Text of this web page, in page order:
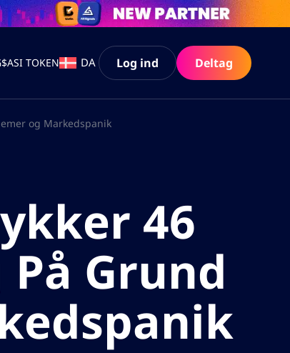
$ASI TOKEN DA Log ind Deltag
og Markedspanik
46
Grund